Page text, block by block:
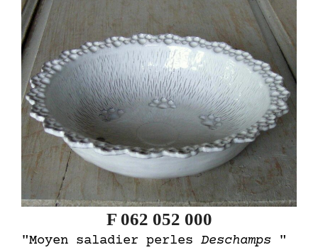
F 062 052 000
"Moyen saladier perles Deschamps "